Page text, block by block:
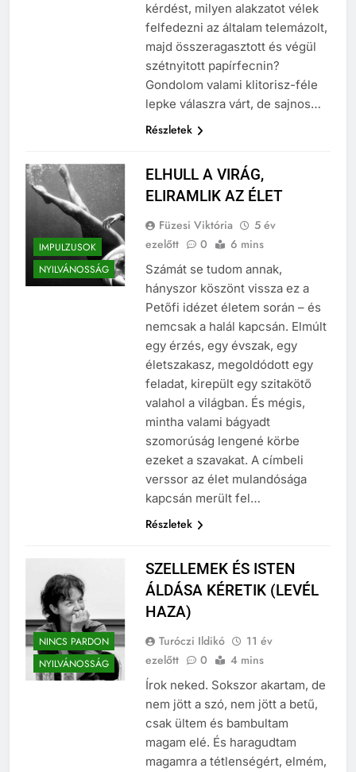
kérdést, milyen alakzatot vélek
felfedezni az általam telemázolt,
majd összeragasztott és végül
szétnyitott papírfecnin?
Gondolom valami klitorisz-féle
lepke válaszra várt, de sajnos…
Részletek
IMPULZUSOK
NYILVÁNOSSÁG
ELHULL A VIRÁG,
ELIRAMLIK AZ ÉLET
Füzesi Viktória
5 év
ezelőtt
0 6 mins
Számát se tudom annak,
hányszor köszönt vissza ez a
Petőfi idézet életem során – és
nemcsak a halál kapcsán. Elmúlt
egy érzés, egy évszak, egy
életszakasz, megoldódott egy
feladat, kirepült egy szitakötő
valahol a világban. És mégis,
mintha valami bágyadt
szomorúság lengené körbe
ezeket a szavakat. A címbeli
verssor az élet mulandósága
kapcsán merült fel…
Részletek
NINCS PARDON
NYILVÁNOSSÁG
SZELLEMEK ÉS ISTEN
ÁLDÁSA KÉRETIK (LEVÉL
HAZA)
Turóczi Ildikó
11 év
ezelőtt
0 4 mins
Írok neked. Sokszor akartam, de
nem jött a szó, nem jött a betű,
csak ültem és bambultam
magam elé. És haragudtam
magamra a tétlenségért, elmém,